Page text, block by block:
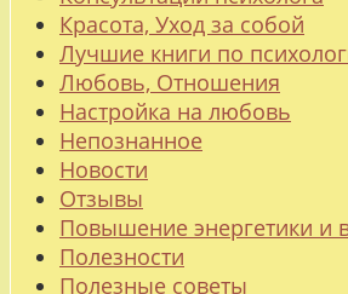
Красота, Уход за собой
Лучшие книги по
Любовь, Отношения
Настройка на любовь
Непознанное
Новости
Отзывы
Повышение энергетики и
Полезности
Полезные советы